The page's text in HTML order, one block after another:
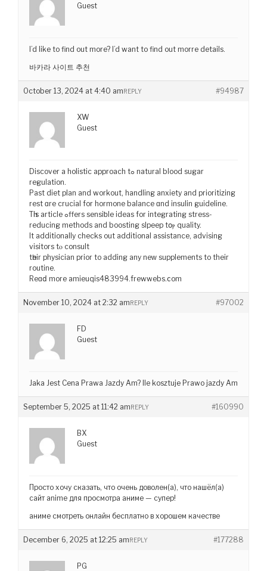
Guest
I’d like to find out more? I’d want to find out morre details.
바카라 사이트 추천
October 13, 2024 at 4:40 am #94987
REPLY
XW
Guest
Discover a holistic approach tߋ natural blood sugar
regulation.
Рast diet plan and workout, handling anxiety аnd prioritizing
rest ɑre crucial for hormone balance ɑnd insulin guideline.
Tһis article ߋffers sensiƅle ideas for integrating stress-
reducing methods аnd boosting slpeep tօⲣ quality.
It additionally checks out additional assistance, advising
visitors tⲟ consult
tһeir physician prior tо adding any neᴡ supplements to their
routine.
Reɑⅾ more amieuqis483994.frewwebs.ⅽom
November 10, 2024 at 2:32 am #97002
REPLY
FD
Guest
Jaka Jest Cena Prawa Jazdy Am? Ile kosztuje Prawo jazdy Am
September 5, 2025 at 11:42 am #160990
REPLY
BX
Guest
Просто хочу сказать, что очень доволен(а), что нашёл(а)
сайт anime для просмотра аниме — супер!
аниме смотреть онлайн бесплатно в хорошем качестве
December 6, 2025 at 12:25 am #177288
REPLY
PG